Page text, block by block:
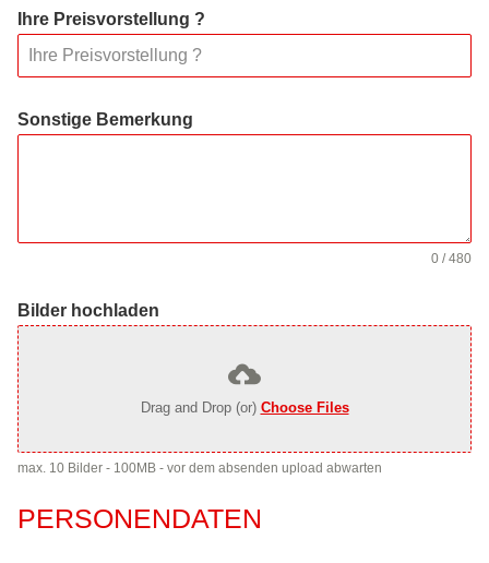
Ihre Preisvorstellung ?
Sonstige Bemerkung
0 / 480
Bilder hochladen
Drag and Drop (or) Choose Files
max. 10 Bilder - 100MB - vor dem absenden upload abwarten
PERSONENDATEN